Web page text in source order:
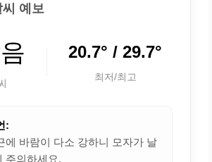
예보
20.7° / 29.7°
최저/최고
:
에 바람이 다소 강하니 모자가 날
주의하세요.